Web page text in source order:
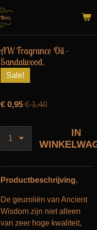
AW Fragrance Oil -
Sandalwood.
Sale!
€ 0,95 € 1,40
IN
Productbeschrijving.
De geuroliën van Ancient
Wisdom zijn niet alleen
van zeer hoge kwaliteit,